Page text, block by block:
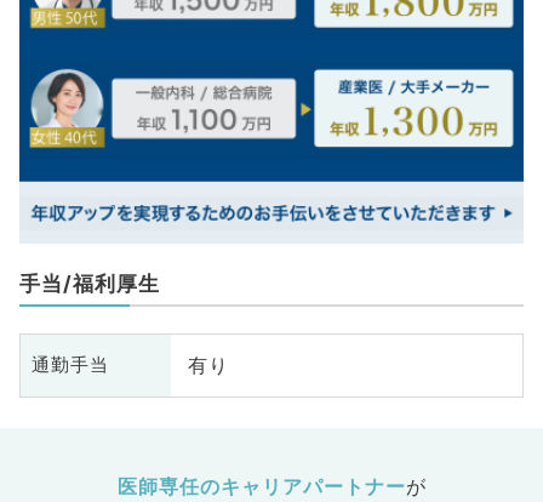
手当/福利厚生
通勤手当 有り
医師専任のキャリアパートナーが